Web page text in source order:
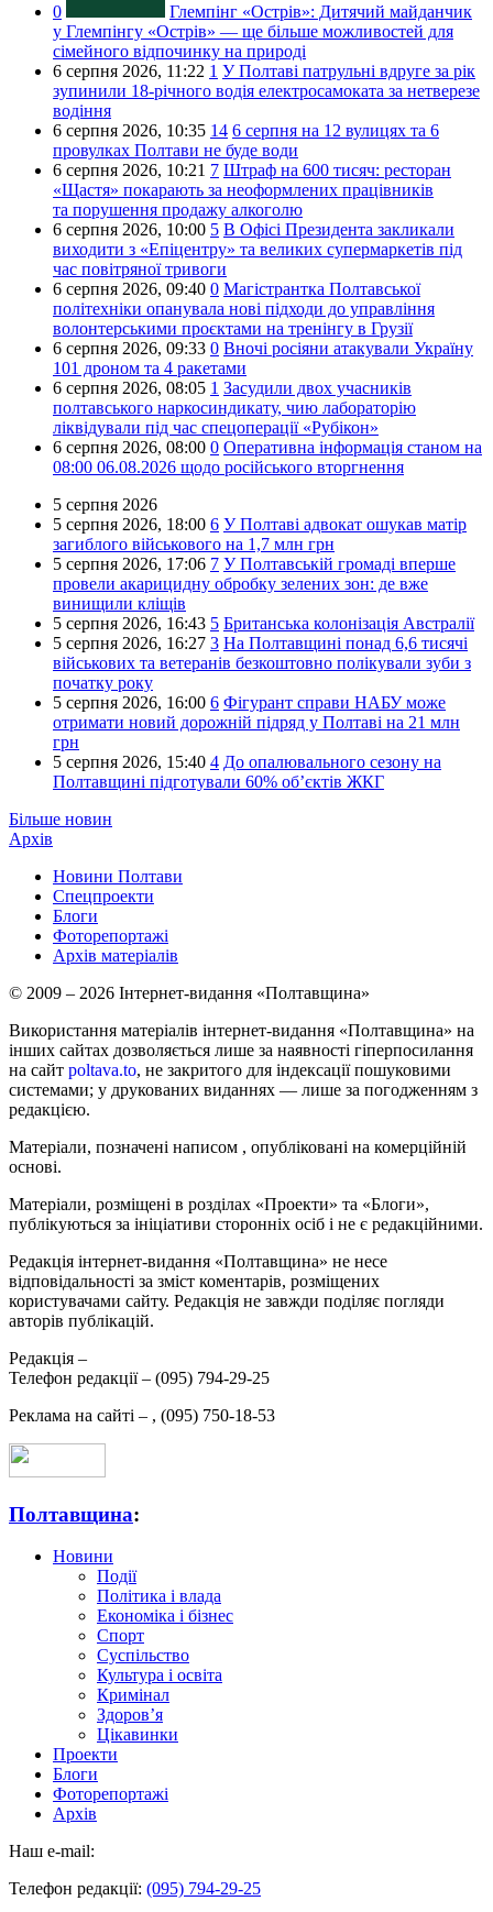
0 Глемпінг «Острів»: Дитячий майданчик
у Глемпінгу «Острів» — ще більше можливостей для
сімейного відпочинку на природі
6 серпня 2026, 11:22 1 У Полтаві патрульні вдруге за рік
зупинили 18-річного водія електросамоката за нетверезе
водіння
6 серпня 2026, 10:35 14 6 серпня на 12 вулицях та 6
провулках Полтави не буде води
6 серпня 2026, 10:21 7 Штраф на 600 тисяч: ресторан
«Щастя» покарають за неоформлених працівників
та порушення продажу алкоголю
6 серпня 2026, 10:00 5 В Офісі Президента закликали
виходити з «Епіцентру» та великих супермаркетів під
час повітряної тривоги
6 серпня 2026, 09:40 0 Магістрантка Полтавської
політехніки опанувала нові підходи до управління
волонтерськими проєктами на тренінгу в Грузії
6 серпня 2026, 09:33 0 Вночі росіяни атакували Україну
101 дроном та 4 ракетами
6 серпня 2026, 08:05 1 Засудили двох учасників
полтавського наркосиндикату, чию лабораторію
ліквідували під час спецоперації «Рубікон»
6 серпня 2026, 08:00 0 Оперативна інформація станом на
08:00 06.08.2026 щодо російського вторгнення
5 серпня 2026
5 серпня 2026, 18:00 6 У Полтаві адвокат ошукав матір
загиблого військового на 1,7 млн грн
5 серпня 2026, 17:06 7 У Полтавській громаді вперше
провели акарицидну обробку зелених зон: де вже
винищили кліщів
5 серпня 2026, 16:43 5 Британська колонізація Австралії
5 серпня 2026, 16:27 3 На Полтавщині понад 6,6 тисячі
військових та ветеранів безкоштовно полікували зуби з
початку року
5 серпня 2026, 16:00 6 Фігурант справи НАБУ може
отримати новий дорожній підряд у Полтаві на 21 млн
грн
5 серпня 2026, 15:40 4 До опалювального сезону на
Полтавщині підготували 60% об’єктів ЖКГ
Більше новин
Архів
Новини Полтави
Спецпроекти
Блоги
Фоторепортажі
Архів матеріалів
© 2009 – 2026 Інтернет-видання «Полтавщина»
Використання матеріалів інтернет-видання «Полтавщина» на
інших сайтах дозволяється лише за наявності гіперпосилання
на сайт poltava.to, не закритого для індексації пошуковими
системами; у друкованих виданнях — лише за погодженням з
редакцією.
Матеріали, позначені написом , опубліковані на комерційній
основі.
Матеріали, розміщені в розділах «Проекти» та «Блоги»,
публікуються за ініціативи сторонніх осіб і не є редакційними.
Редакція інтернет-видання «Полтавщина» не несе
відповідальності за зміст коментарів, розміщених
користувачами сайту. Редакція не завжди поділяє погляди
авторів публікацій.
Редакція –
Телефон редакції – (095) 794-29-25
Реклама на сайті – , (095) 750-18-53
Полтавщина:
Новини
Події
Політика і влада
Економіка і бізнес
Спорт
Суспільство
Культура і освіта
Кримінал
Здоров’я
Цікавинки
Проекти
Блоги
Фоторепортажі
Архів
Наш e-mail:
Телефон редакції: (095) 794-29-25